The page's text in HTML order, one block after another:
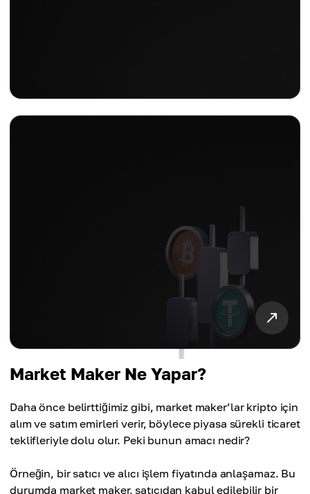
Market Maker Ne Yapar?
Daha önce belirttiğimiz gibi, market maker’lar kripto için
alım ve satım emirleri verir, böylece piyasa sürekli ticaret
teklifleriyle dolu olur. Peki bunun amacı nedir?
Örneğin, bir satıcı ve alıcı işlem fiyatında anlaşamaz. Bu
durumda market maker, satıcıdan kabul edilebilir bir